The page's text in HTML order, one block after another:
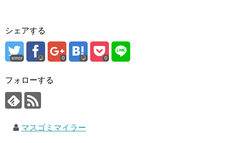
シェアする
error 0 0
フォローする
マスゴミマイラー